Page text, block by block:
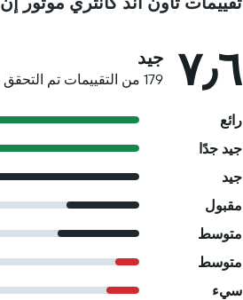
٧٫٦ جيد
179 من التقييمات تم التحقق منها
رائع
جيد جدًا
جيد
مقبول
متوسط
متوسط
سيء